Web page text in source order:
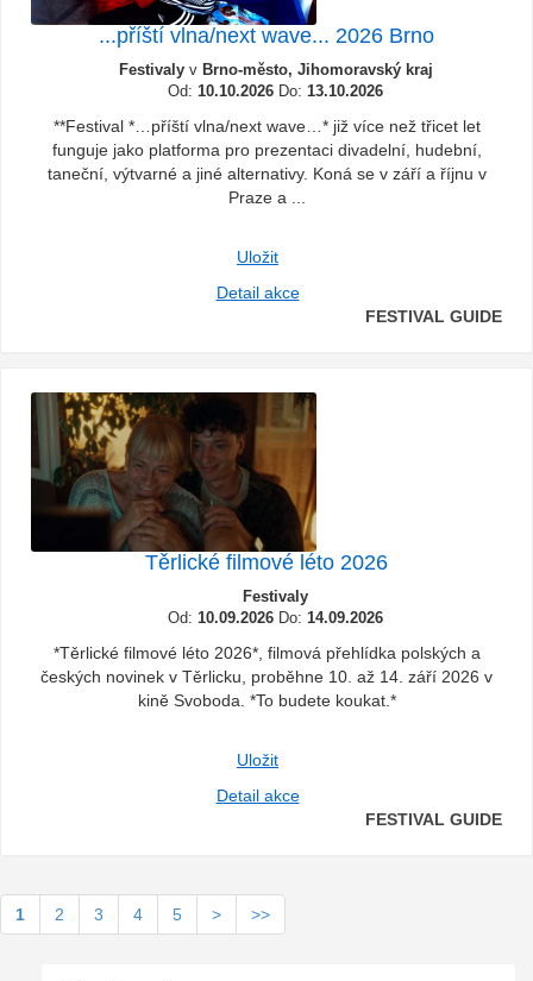
...příští vlna/next wave... 2026 Brno
Festivalyv Brno-město, Jihomoravský kraj
Od: 10.10.2026 Do: 13.10.2026
**Festival *…příští vlna/next wave…* již více než třicet let
funguje jako platforma pro prezentaci divadelní, hudební,
taneční, výtvarné a jiné alternativy. Koná se v září a říjnu v
Praze a ...
Uložit
Detail akce
FESTIVAL GUIDE
Těrlické filmové léto 2026
Festivaly
Od: 10.09.2026 Do: 14.09.2026
*Těrlické filmové léto 2026*, filmová přehlídka polských a
českých novinek v Těrlicku, proběhne 10. až 14. září 2026 v
kině Svoboda. *To budete koukat.*
Uložit
Detail akce
FESTIVAL GUIDE
1 2 3 4 5 > >>